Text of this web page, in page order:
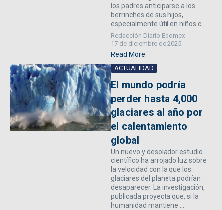
los padres anticiparse a los
berrinches de sus hijos,
especialmente útil en niños c...
Redacción Diario Edomex
17 de diciembre de 2025
Read More
ACTUALIDAD
El mundo podría
perder hasta 4,000
glaciares al año por
el calentamiento
global
Un nuevo y desolador estudio
científico ha arrojado luz sobre
la velocidad con la que los
glaciares del planeta podrían
desaparecer. La investigación,
publicada proyecta que, si la
humanidad mantiene ...